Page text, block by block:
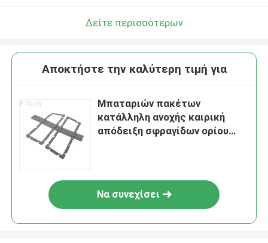
Δείτε περισσότερων
Αποκτήστε την καλύτερη τιμή για
Μπαταριών πακέτων
κατάλληλη ανοχής καιρική
απόδειξη σφραγίδων ορίου
Να συνεχίσει